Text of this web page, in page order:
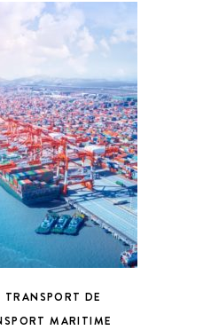
TRANSPORT DE
MARITIME